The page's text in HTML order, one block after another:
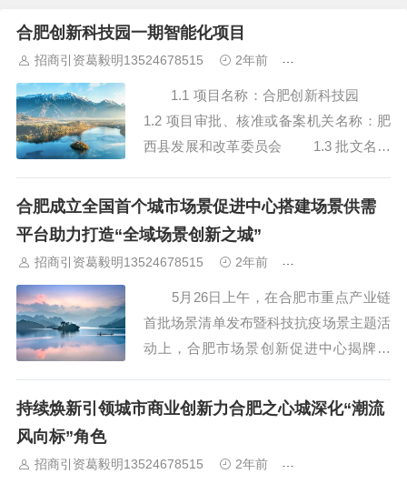
晋中
沈阳 济南 济宁 绵阳 石家庄
威海
烟台 青岛 珠三角： 广州 东莞
山
佛山 清远 福建： 福州 漳州 泉州 龙岩
宁 华北： 沈阳 大连
西亚
新加坡 墨西哥 荷兰 美国 地产商： 灯塔瓴科
中南高科
华夏幸福
联东U谷 万洋 均和 平谦迈高 咨询热线： 400-0123-
021
合肥创新科技园一期智能化项目
招商引资葛毅明13524678515 2年前
1.1 项目名称：合肥创新科技园
1.2 项目审批、核准或备案机关名称：肥
西县发展和改革委员会 1.3 批文名称
03-035016 1.4 招标人：合肥工投工
业科技发展有限公司 1.5...
合肥成立全国首个城市场景促进中心搭建场景供需
平台助力打造“全域场景创新之城”
招商引资葛毅明13524678515 2年前
5月26日上午，在合肥市重点产业链
首批场景清单发布暨科技抗疫场景主题活
动上，合肥市场景创新促进中心揭牌成
业链首批场景清单发布暨“科技抗疫”场景
场景创新促进中心，今后将...
持续焕新引领城市商业创新力合肥之心城深化“潮流
风向标”角色
招商引资葛毅明13524678515 2年前